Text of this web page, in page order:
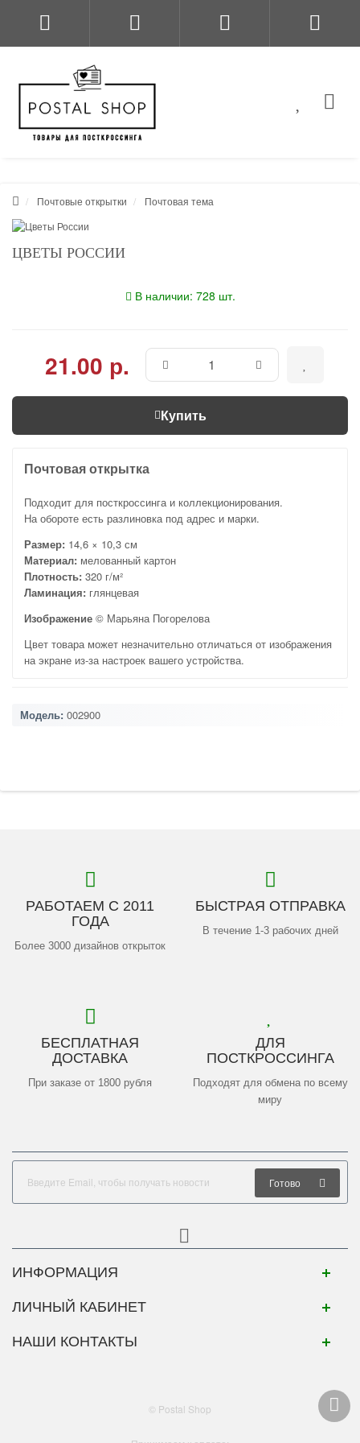
Почтовые открытки Почтовая тема
ЦВЕТЫ РОССИИ
В наличии: 728 шт.
21.00 р.
Купить
Почтовая открытка
Подходит для посткроссинга и коллекционирования.
На обороте есть разлиновка под адрес и марки.
Размер: 14,6 × 10,3 см
Материал: мелованный картон
Плотность: 320 г/м²
Ламинация: глянцевая
Изображение © Марьяна Погорелова
Цвет товара может незначительно отличаться от изображения
на экране из-за настроек вашего устройства.
Модель: 002900
РАБОТАЕМ С 2011
ГОДА
Более 3000 дизайнов открыток
БЫСТРАЯ ОТПРАВКА
В течение 1-3 рабочих дней
БЕСПЛАТНАЯ
ДОСТАВКА
При заказе от 1800 рубля
ДЛЯ
ПОСТКРОССИНГА
Подходят для обмена по всему
миру
Готово
ИНФОРМАЦИЯ
ЛИЧНЫЙ КАБИНЕТ
НАШИ КОНТАКТЫ
© Postal Shop